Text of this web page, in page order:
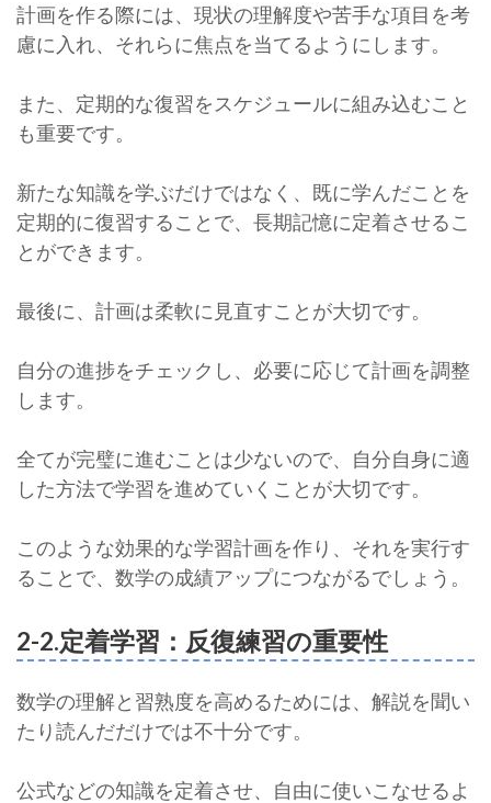
計画を作る際には、現状の理解度や苦手な項目を考
慮に入れ、それらに焦点を当てるようにします。
また、定期的な復習をスケジュールに組み込むこと
も重要です。
新たな知識を学ぶだけではなく、既に学んだことを
定期的に復習することで、長期記憶に定着させるこ
とができます。
最後に、計画は柔軟に見直すことが大切です。
自分の進捗をチェックし、必要に応じて計画を調整
します。
全てが完璧に進むことは少ないので、自分自身に適
した方法で学習を進めていくことが大切です。
このような効果的な学習計画を作り、それを実行す
ることで、数学の成績アップにつながるでしょう。
2-2.定着学習：反復練習の重要性
数学の理解と習熟度を高めるためには、解説を聞い
たり読んだだけでは不十分です。
公式などの知識を定着させ、自由に使いこなせるよ